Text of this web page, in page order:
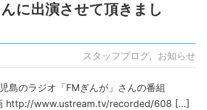
に出演させて頂きまし
スタッフブログ お知らせ
島のラジオ「FMぎんが」さんの番組
画 http://www.ustream.tv/recorded/608 […]